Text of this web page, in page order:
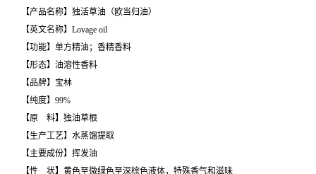
【产品名称】独活草油（欧当归油）
【英文名称】Lovage oil
【功能】单方精油；香精香料
【形态】油溶性香料
【品牌】宝林
【纯度】99%
【原 料】独油草根
【生产工艺】水蒸馏提取
【主要成份】挥发油
【性 状】黄色至微绿色至深棕色液体，特殊香气和滋味